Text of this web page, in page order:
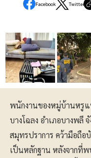
Facebook Twitter
พนักงานของหมู่บ้านหรู
บางโฉลง อำเภอบางพลี
สมุทรปราการ คว้ามือถือ
เป็นหลักฐาน หลังจากที่